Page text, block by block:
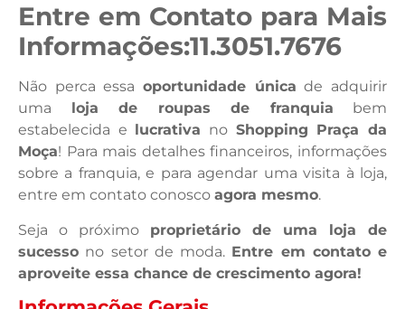
Entre em Contato para Mais
Informações:11.3051.7676
Não perca essa oportunidade única de adquirir
uma
loja de roupas de franquia bem
estabelecida e
lucrativa no Shopping Praça da
Moça! Para mais detalhes financeiros, informações
sobre a franquia, e para agendar uma visita à loja,
entre em contato conosco agora mesmo.
Seja o próximo proprietário de uma loja de
sucesso no setor de moda. Entre em contato e
aproveite essa chance de crescimento agora!